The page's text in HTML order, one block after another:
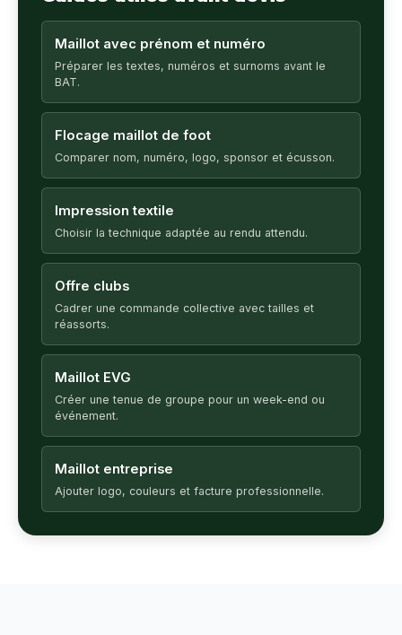
Maillot avec prénom et numéro
Préparer les textes, numéros et surnoms avant le
BAT.
Flocage maillot de foot
Comparer nom, numéro, logo, sponsor et écusson.
Impression textile
Choisir la technique adaptée au rendu attendu.
Offre clubs
Cadrer une commande collective avec tailles et
réassorts.
Maillot EVG
Créer une tenue de groupe pour un week-end ou
événement.
Maillot entreprise
Ajouter logo, couleurs et facture professionnelle.